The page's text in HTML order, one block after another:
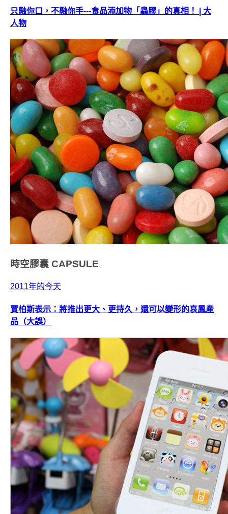
只融你口，不融你手---食品添加物「蟲膠」的真相！ | 大
人物
時空膠囊 CAPSULE
2011年的今天
賈柏斯表示：將推出更大、更持久，還可以變形的哀鳳產
品（大誤）